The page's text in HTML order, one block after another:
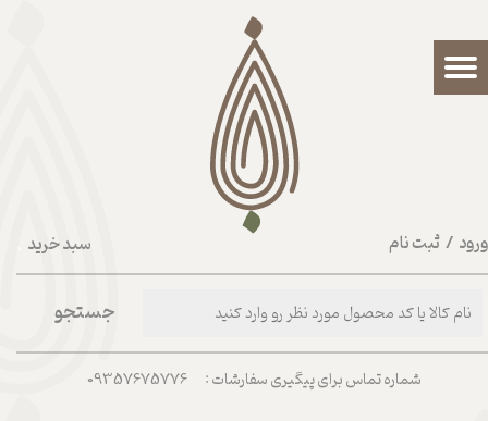
سبد خرید / ثبت نام
حساب کاربری من
تغییر گذر واژه
شماره تماس برای پیگیری سفارشات : 09357675776
جستجو